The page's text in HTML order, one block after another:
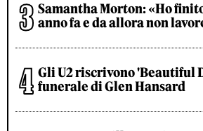
Samantha Morton: «Ho finito
anno fa e da allora non
Gli U2 riscrivono 'Beautiful
funerale di Glen Hansard